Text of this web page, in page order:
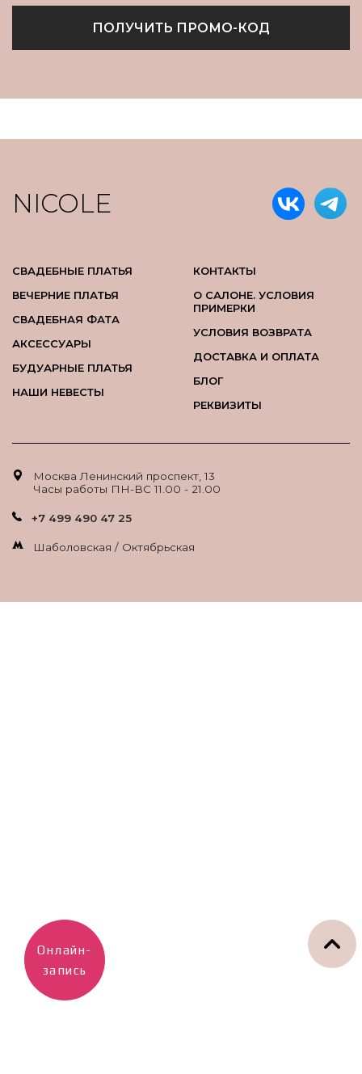
ПОЛУЧИТЬ ПРОМО-КОД
NICOLE
СВАДЕБНЫЕ ПЛАТЬЯ
ВЕЧЕРНИЕ ПЛАТЬЯ
СВАДЕБНАЯ ФАТА
АКСЕССУАРЫ
БУДУАРНЫЕ ПЛАТЬЯ
НАШИ НЕВЕСТЫ
КОНТАКТЫ
О САЛОНЕ. УСЛОВИЯ
ПРИМЕРКИ
УСЛОВИЯ ВОЗВРАТА
ДОСТАВКА И ОПЛАТА
БЛОГ
РЕКВИЗИТЫ
Москва Ленинский проспект, 13
Часы работы ПН-ВС 11.00 - 21.00
+7 499 490 47 25
Шаболовская / Октябрьская
Онлайн-
запись